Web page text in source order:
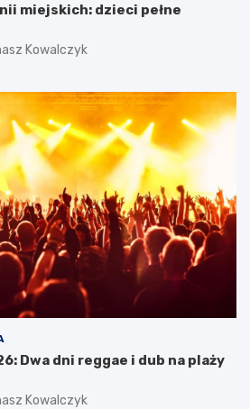
miejskich: dzieci pełne
Kowalczyk
Dwa dni reggae i dub na plaży
Kowalczyk